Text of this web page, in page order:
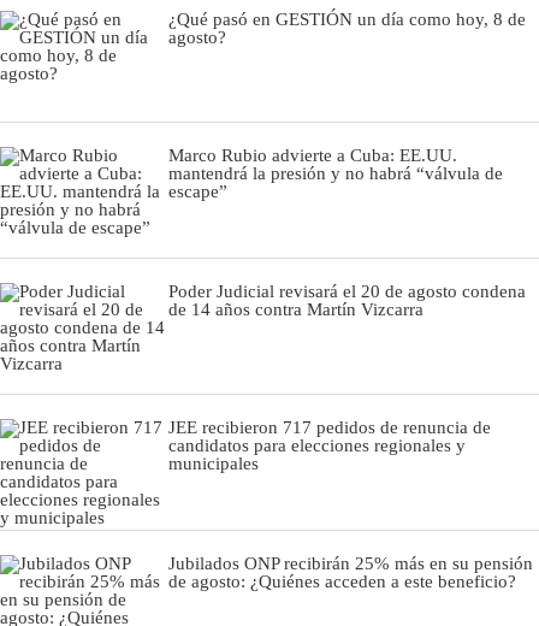
¿Qué pasó en GESTIÓN un día como hoy, 8 de
agosto?
Marco Rubio advierte a Cuba: EE.UU.
mantendrá la presión y no habrá “válvula de
escape”
Poder Judicial revisará el 20 de agosto condena
de 14 años contra Martín Vizcarra
JEE recibieron 717 pedidos de renuncia de
candidatos para elecciones regionales y
municipales
Jubilados ONP recibirán 25% más en su pensión
de agosto: ¿Quiénes acceden a este beneficio?